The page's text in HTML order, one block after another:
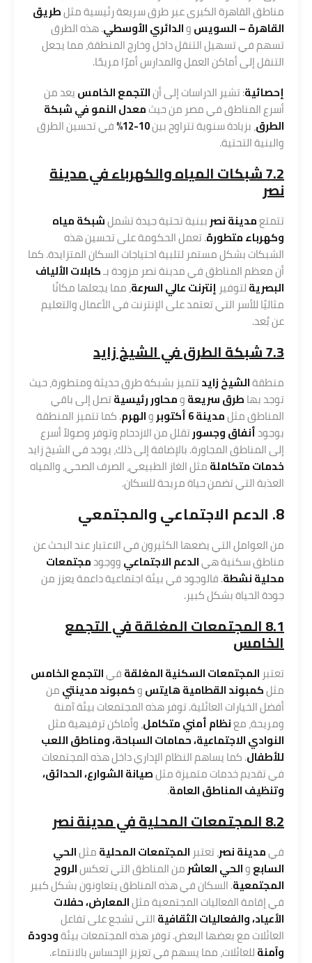
مناطق القاهرة الكبرى عبر طرق سريعة رئيسية مثلطريق
القاهرة – السويسوالدائري الأوسطي. هذه الطرق
تسهم في تسهيل التنقل داخل وخارج المنطقة، مما يجعل
التنقل إلى أماكن العمل والمدارس أمرًا مريحًا.
إحصائية: تشير الدراسات إلى أنالتجمع الخامسيعد من
أسرع المناطق في مصر من حيثمعدل النمو في شبكة
الطرق، بزيادة سنوية تتراوح بين10-12%
في تحسين الطرق
والبنية التحتية.
7.2 شبكات المياه والكهرباء في مدينة
نصر
تتمتعمدينة نصرببنية تحتية جيدة تشملشبكة مياه
وكهرباء متطورة. تعمل الحكومة على تحسين هذه
الشبكات بشكل مستمر لتلبية احتياجات السكان المتزايدة. كما
أن معظم المناطق في مدينة نصر مزودة بـكابلات الألياف
البصريةلتوفير إنترنت عالي السرعة، مما يجعلها مكانًا
مثاليًا للأسر التي تعتمد على الإنترنت في الأعمال والتعليم
عن بُعد.
7.3 شبكة الطرق في الشيخ زايد
منطقةالشيخ زايدتتميز بشبكة طرق حديثة ومتطورة، حيث
توجد بهاطرق سريعةومحاور رئيسيةتصل إلى باقي
المناطق مثلمدينة 6 أكتوبر والهرم. كما تتميز المنطقة
بوجودأنفاق وجسورتقلل من الازدحام وتوفر وصولاً أسرع
إلى المناطق المجاورة. بالإضافة إلى ذلك، يوجد في الشيخ زايد
خدمات متكاملةمثل الغاز الطبيعي، الصرف الصحي، والمياه
العذبة التي تضمن حياة مريحة للسكان.
8. الدعم الاجتماعي والمجتمعي
من العوامل التي يضعها الكثيرون في الاعتبار عند البحث عن
مناطق سكنية هيالدعم الاجتماعيووجودمجتمعات
محلية نشطة. فالوجود في بيئة اجتماعية داعمة يعزز من
جودة الحياة بشكل كبير.
8.1 المجتمعات المغلقة في التجمع
الخامس
تعتبر المجتمعات السكنية المغلقةفيالتجمع الخامس
مثلكمبوند القطامية هايتسوكمبوند مدينتيمن
أفضل الخيارات العائلية. توفر هذه المجتمعات بيئة آمنة
ومريحة، معنظام أمني متكامل، وأماكن ترفيهية مثل
النوادي الاجتماعية، حمامات السباحة، ومناطق اللعب
للأطفال. كما يساهم النظام الإداري داخل هذه المجتمعات
في تقديم خدمات متميزة مثلصيانة الشوارع، الحدائق،
وتنظيف المناطق العامة.
8.2 المجتمعات المحلية في مدينة نصر
فيمدينة نصر، تعتبر المجتمعات المحليةمثلالحي
السابعوالحي العاشرمن المناطق التي تعكسالروح
المجتمعية. السكان في هذه المناطق يتعاونون بشكل كبير
في إقامة الفعاليات المجتمعية مثلالمعارض، حفلات
الأعياد، والفعاليات الثقافيةالتي تشجع على تفاعل
العائلات مع بعضها البعض. توفر هذه المجتمعات بيئةودودة
وآمنةللعائلات، مما يسهم في تعزيز الإحساس بالانتماء.